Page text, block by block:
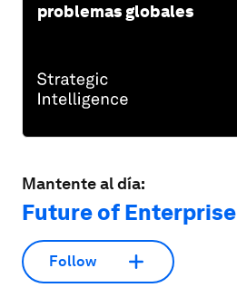
problemas globales
Mantente al día:
Future of Enterprise
Follow